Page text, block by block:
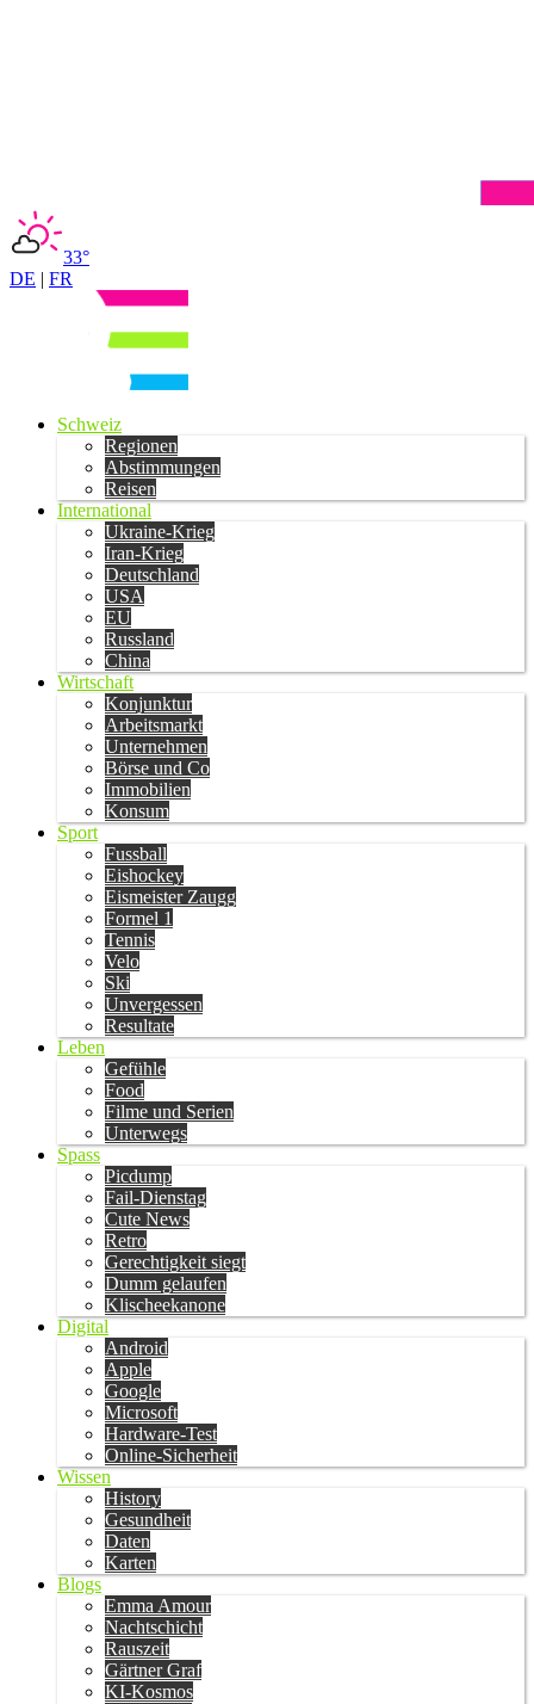
33°
DE | FR
Schweiz
Regionen
Abstimmungen
Reisen
International
Ukraine-Krieg
Iran-Krieg
Deutschland
USA
EU
Russland
China
Wirtschaft
Konjunktur
Arbeitsmarkt
Unternehmen
Börse und Co
Immobilien
Konsum
Sport
Fussball
Eishockey
Eismeister Zaugg
Formel 1
Tennis
Velo
Ski
Unvergessen
Resultate
Leben
Gefühle
Food
Filme und Serien
Unterwegs
Spass
Picdump
Fail-Dienstag
Cute News
Retro
Gerechtigkeit siegt
Dumm gelaufen
Klischeekanone
Digital
Android
Apple
Google
Microsoft
Hardware-Test
Online-Sicherheit
Wissen
History
Gesundheit
Daten
Karten
Blogs
Emma Amour
Nachtschicht
Rauszeit
Gärtner Graf
KI-Kosmos